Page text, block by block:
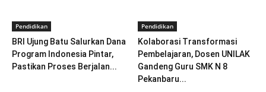
Pendidikan
BRI Ujung Batu Salurkan Dana
Program Indonesia Pintar,
Pastikan Proses Berjalan...
Pendidikan
Kolaborasi Transformasi
Pembelajaran, Dosen UNILAK
Gandeng Guru SMK N 8
Pekanbaru...